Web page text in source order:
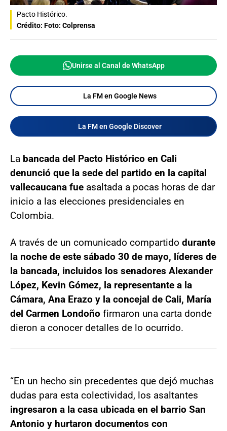
Pacto Histórico.
Crédito: Foto: Colprensa
Unirse al Canal de WhatsApp
La FM en Google News
La FM en Google Discover
La bancada del Pacto Histórico en Cali
denunció que la sede del partido en la capital
vallecaucana fue asaltada a pocas horas de dar
inicio a las elecciones presidenciales en
Colombia.
A través de un comunicado compartido durante
la noche de este sábado 30 de mayo, líderes de
la bancada, incluidos los senadores Alexander
López, Kevin Gómez, la representante a la
Cámara, Ana Erazo y la concejal de Cali, María
del Carmen Londoño firmaron una carta donde
dieron a conocer detalles de lo ocurrido.
“En un hecho sin precedentes que dejó muchas
dudas para esta colectividad, los asaltantes
ingresaron a la casa ubicada en el barrio San
Antonio y hurtaron documentos con